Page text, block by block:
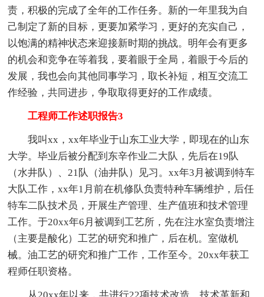
责，积极的完成了全年的工作任务。新的一年里我为自
己制定了新的目标，更要加紧学习，更好的充实自己，
以饱满的精神状态来迎接新时期的挑战。明年会有更多
的机会和竞争在等着我，要着眼于全局，着眼于今后的
发展，我也会向其他同事学习，取长补短，相互交流工
作经验，共同进步，争取取得更好的工作成绩。
工程师工作述职报告3
我叫xx，xx年毕业于山东工业大学，即现在的山东
大学。毕业后被分配到东辛作业二大队，先后在19队
（水井队）、21队（油井队）见习。xx年3月被调到特车
大队工作，xx年1月前在机修队负责特种车辆维护，后任
特车二队技术员，开展生产管理、生产值班和技术管理
工作。于20xx年6月被调到工艺所，先在注水室负责增注
（主要是酸化）工艺的研究和推广，后在机。室做机
械。油工艺的研究和推广工作，工作至今。20xx年获工
程师任职资格。